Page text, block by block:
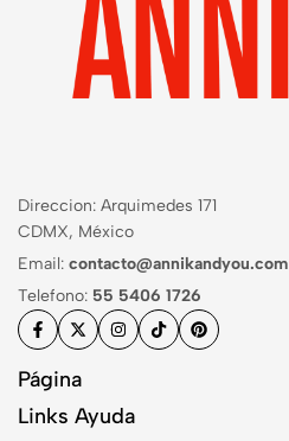
Direccion: Arquimedes 171
CDMX, México
Email: contacto@annikandyou.com
Telefono: 55 5406 1726
Página
Links Ayuda